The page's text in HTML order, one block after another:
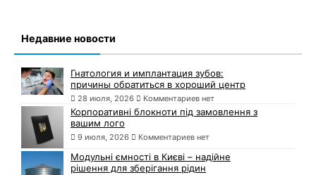
Недавние новости
Гнатология и имплантация зубов:
причины обратиться в хороший центр
28 июля, 2026 Комментариев нет
Корпоративні блокноти під замовлення з
вашим лого
9 июля, 2026 Комментариев нет
Модульні ємності в Києві – надійне
рішення для зберігання рідин